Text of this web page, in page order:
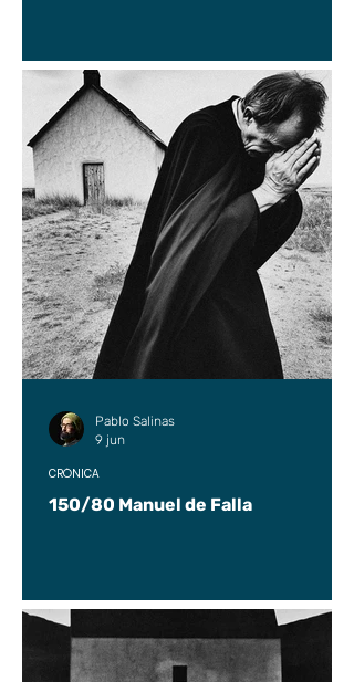
150/80 Manuel de Falla
CRÓNICA
Pablo Salinas
9 jun